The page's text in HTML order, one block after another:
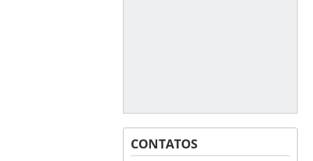
CONTATOS